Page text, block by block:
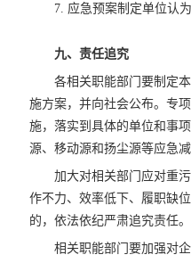
7. 应急预案制定单位认
九、责任追究
各相关职能部门要制定
施方案，并向社会公布。专
施，落实到具体的单位和事
源、移动源和扬尘源等应急
加大对相关部门应对重
作不力、效率低下、履职缺
的，依法依纪严肃追究责任。
相关职能部门要加强对